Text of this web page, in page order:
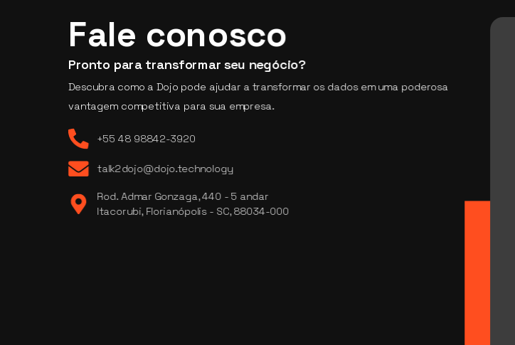
Fale conosco
Pronto para transformar seu negócio?
Descubra como a Dojo pode ajudar a transformar os dados em uma poderosa
vantagem competitiva para sua empresa.
+55 48 98842-3920
talk2dojo@dojo.technology
Rod. Admar Gonzaga, 440 - 5 andar
Itacorubi, Florianópolis - SC, 88034-000